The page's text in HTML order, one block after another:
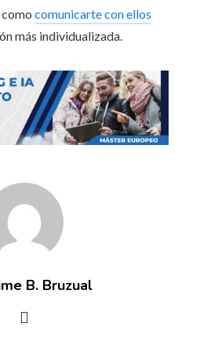
comunicarte con ellos
más individualizada.
B. Bruzual